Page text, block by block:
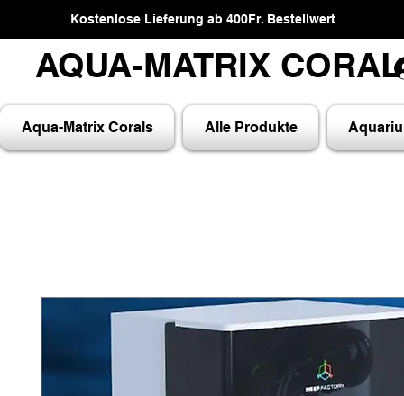
Kostenlose Lieferung ab 400Fr. Bestellwert
AQUA-MATRIX
AQUA-MATRIX
Aqua-Matrix Corals Alle Produkte